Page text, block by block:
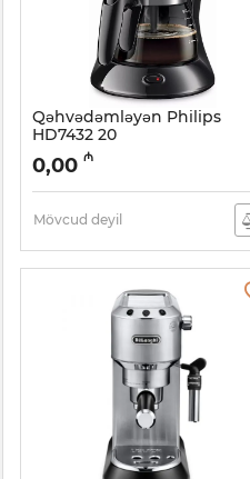
Qəhvədəmləyən Philips
HD7432 20
Artikul: 005038488
0,00 ₼
Mövcud deyil